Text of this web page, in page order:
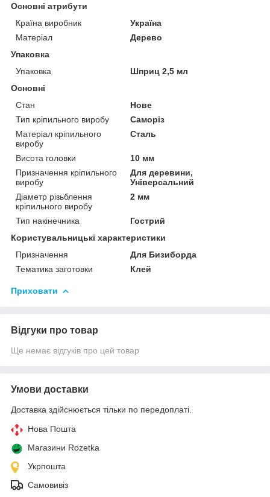
Основні атрибути
Країна виробник
Україна
Матеріал
Дерево
Упаковка
Упаковка
Шприц 2,5 мл
Основні
Стан
Нове
Тип кріпильного виробу
Саморіз
Матеріал кріпильного
виробу
Сталь
Висота головки
10 мм
Призначення кріпильного
виробу
Для деревини,
Універсальний
Діаметр різьблення
кріпильного виробу
2 мм
Тип накінечника
Гострий
Користувальницькі характеристики
Призначення
Для Бизиборда
Тематика заготовки
Клей
Приховати
Відгуки про товар
Ще немає відгуків про цей товар
Умови доставки
Доставка здійснюється тільки по передоплаті.
Нова Пошта
Магазини Rozetka
Укрпошта
Самовивіз